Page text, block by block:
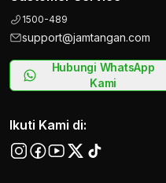
1500-489
support@jamtangan.com
Hubungi WhatsApp
Kami
Ikuti Kami di: